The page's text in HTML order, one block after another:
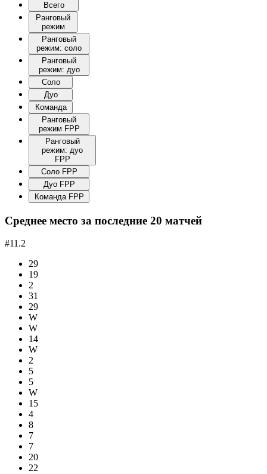
Всего
Ранговый
режим
Ранговый
режим: соло
Ранговый
режим: дуо
Соло
Дуо
Команда
Ранговый
режим FPP
Ранговый
режим: дуо
FPP
Соло FPP
Дуо FPP
Команда FPP
Среднее место за последние 20 матчей
#11.2
29
19
2
31
29
W
W
14
W
2
5
5
W
15
4
8
7
7
20
22